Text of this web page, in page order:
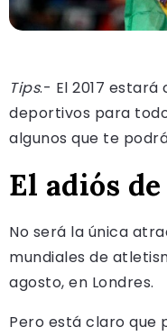
Tips.- El 2017
deportivos para
algunos que te
El adiós
No será la única
mundiales de
agosto, en Londres.
Pero está claro que